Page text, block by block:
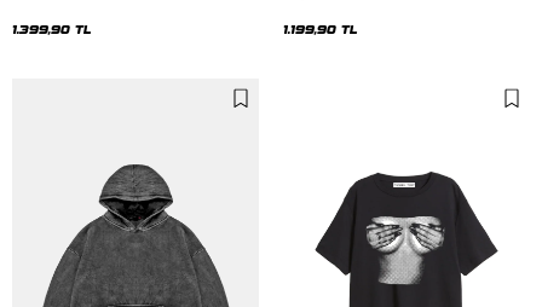
Hoodie
1.399,90 TL 1.199,90 TL